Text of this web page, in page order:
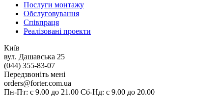
Послуги монтажу
Обслуговування
Співпраця
Реалізовані проекти
Київ
вул. Дашавська 25
(044) 355-83-07
Передзвоніть мені
orders@forter.com.ua
Пн-Пт: с 9.00 до 21.00 Сб-Нд: с 9.00 до 20.00